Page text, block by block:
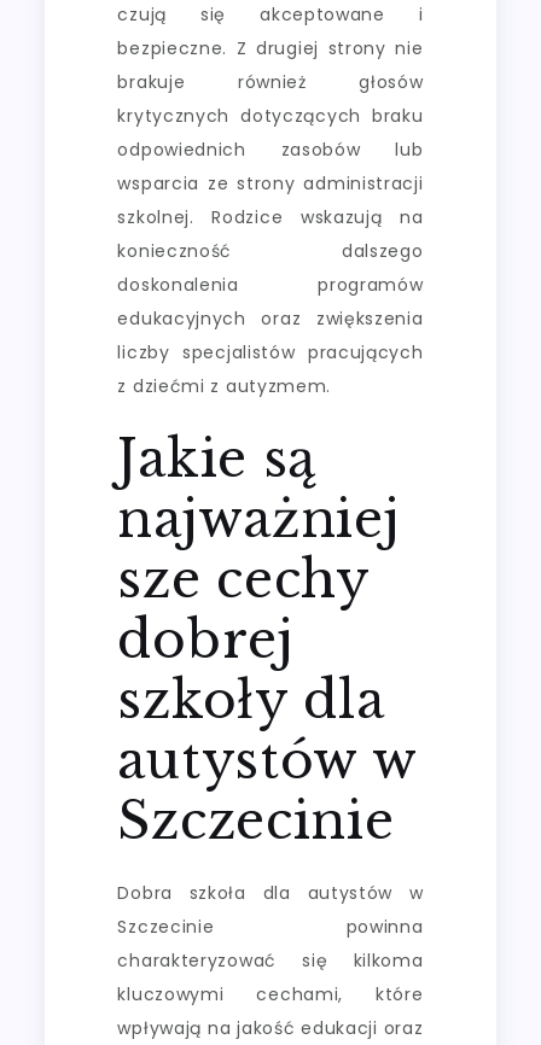
czują się akceptowane i
bezpieczne. Z drugiej strony nie
brakuje również głosów
krytycznych dotyczących braku
odpowiednich zasobów lub
wsparcia ze strony administracji
szkolnej. Rodzice wskazują na
konieczność dalszego
doskonalenia programów
edukacyjnych oraz zwiększenia
liczby specjalistów pracujących
z dziećmi z autyzmem.
Jakie są
najważniej
sze cechy
dobrej
szkoły dla
autystów w
Szczecinie
Dobra szkoła dla autystów w
Szczecinie powinna
charakteryzować się kilkoma
kluczowymi cechami, które
wpływają na jakość edukacji oraz